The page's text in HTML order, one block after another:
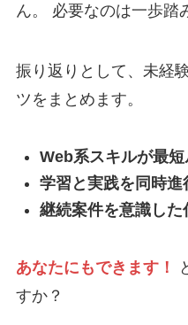
ん。 必要なのは一歩踏
振り返りとして、未経
ツをまとめます。
Web系スキルが最短
学習と実践を同時進
継続案件を意識した
あなたにもできます！
すか？